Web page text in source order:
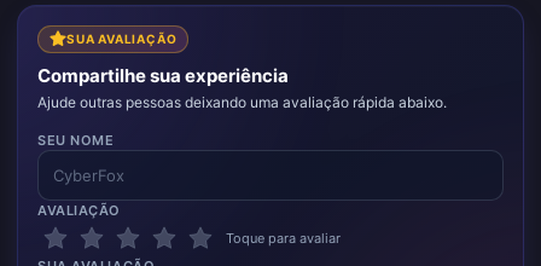
SUA AVALIAÇÃO
Compartilhe sua experiência
Ajude outras pessoas deixando uma avaliação rápida abaixo.
SEU NOME
AVALIAÇÃO
Toque para avaliar